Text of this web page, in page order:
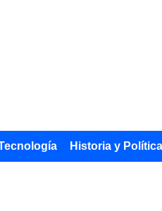
Historia y Política